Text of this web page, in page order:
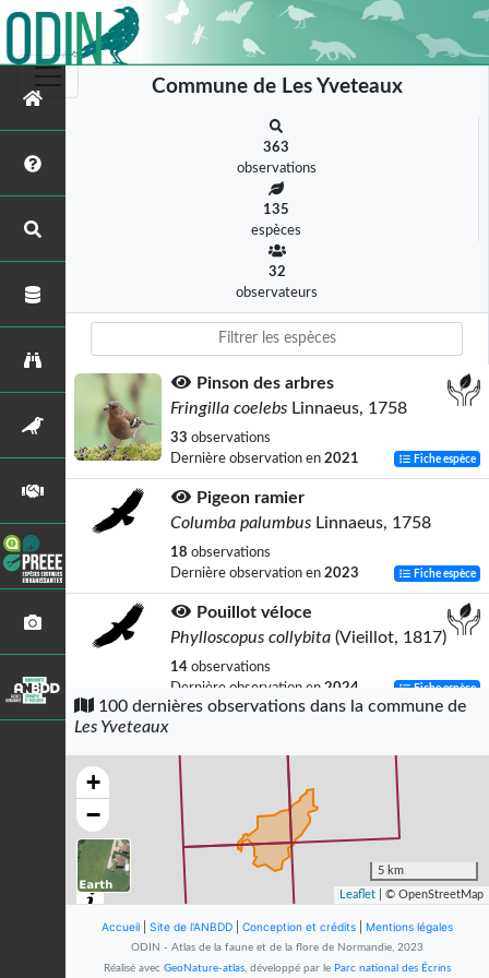
Commune de Les Yveteaux
363
observations
135
espèces
32
observateurs
Pinson des arbres
Fringilla coelebs Linnaeus, 1758
33 observations
Dernière observation en 2021 Fiche espèce
Pigeon ramier
Columba palumbus Linnaeus, 1758
18 observations
Dernière observation en 2023 Fiche espèce
Pouillot véloce
Phylloscopus collybita (Vieillot, 1817)
14 observations
Dernière observation en 2024 Fiche espèce
Turdus merulaLinnaeus, 1758
12
Dernière observation en
Fauvette à tête noire
Sylvia atricapilla(Linnaeus, 1758)
12
Alouette des champs
100 dernières observations dans la commune de
Les Yveteaux
+
−
5 km
Leaflet | © OpenStreetMap
Accueil Site de l'ANBDD Conception et crédits Mentions légales
ODIN - Atlas de la faune et de la flore de Normandie, 2023
Réalisé avec GeoNature-atlas, développé par le Parc national des Écrins